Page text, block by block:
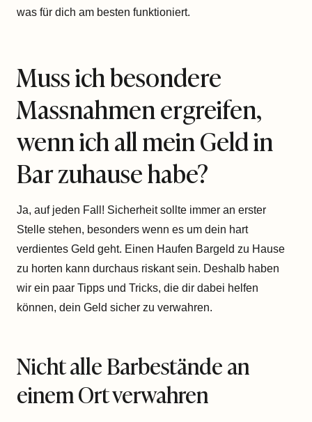
was für dich am besten funktioniert.
Muss ich besondere
Massnahmen ergreifen,
wenn ich all mein Geld in
Bar zuhause habe?
Ja, auf jeden Fall! Sicherheit sollte immer an erster
Stelle stehen, besonders wenn es um dein hart
verdientes Geld geht. Einen Haufen Bargeld zu Hause
zu horten kann durchaus riskant sein. Deshalb haben
wir ein paar Tipps und Tricks, die dir dabei helfen
können, dein Geld sicher zu verwahren.
Nicht alle Barbestände an
einem Ort verwahren